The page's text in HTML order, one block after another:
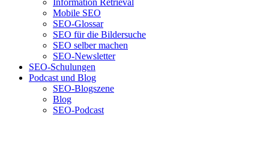
Information Retrieval
Mobile SEO
SEO-Glossar
SEO für die Bildersuche
SEO selber machen
SEO-Newsletter
SEO-Schulungen
Podcast und Blog
SEO-Blogszene
Blog
SEO-Podcast